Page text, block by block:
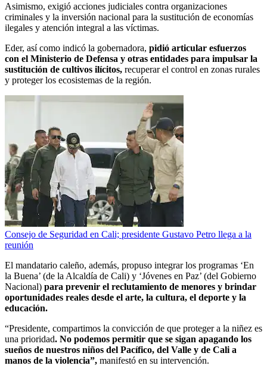
Asimismo, exigió acciones judiciales contra organizaciones
criminales y la inversión nacional para la sustitución de economías
ilegales y atención integral a las víctimas.
Eder, así como indicó la gobernadora, pidió articular esfuerzos
con el Ministerio de Defensa y otras entidades para impulsar la
sustitución de cultivos ilícitos, recuperar el control en zonas rurales
y proteger los ecosistemas de la región.
Consejo de Seguridad en Cali; presidente Gustavo Petro llega a la
reunión
El mandatario caleño, además, propuso integrar los programas ‘En
la Buena’ (de la Alcaldía de Cali) y ‘Jóvenes en Paz’ (del Gobierno
Nacional) para prevenir el reclutamiento de menores y brindar
oportunidades reales desde el arte, la cultura, el deporte y la
educación.
“Presidente, compartimos la convicción de que proteger a la niñez es
una prioridad. No podemos permitir que se sigan apagando los
sueños de nuestros niños del Pacífico, del Valle y de Cali a
manos de la violencia”, manifestó en su intervención.